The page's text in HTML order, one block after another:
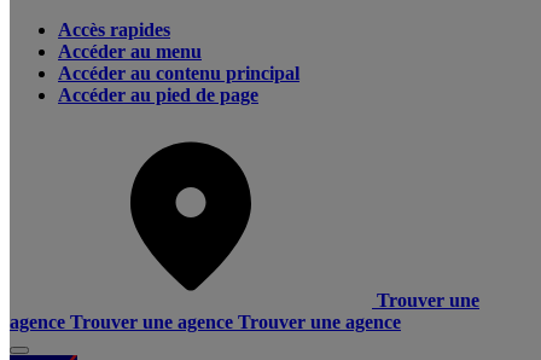
Accès rapides
Accéder au menu
Accéder au contenu principal
Accéder au pied de page
Trouver une
agence Trouver une agence Trouver une agence